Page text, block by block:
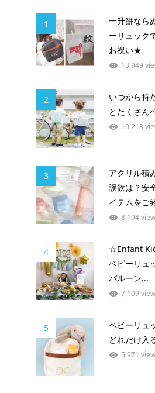
1
一升餅なら
ーリュック
お祝い★
13,949
2
いつから持
とたくさん
10,213
3
アクリル積
誤飲は？安
イテムをご
8,194
4
☆Enfant
ベビーリュ
バルーン...
7,109
5
ベビーリュ
どれだけ入
5,971